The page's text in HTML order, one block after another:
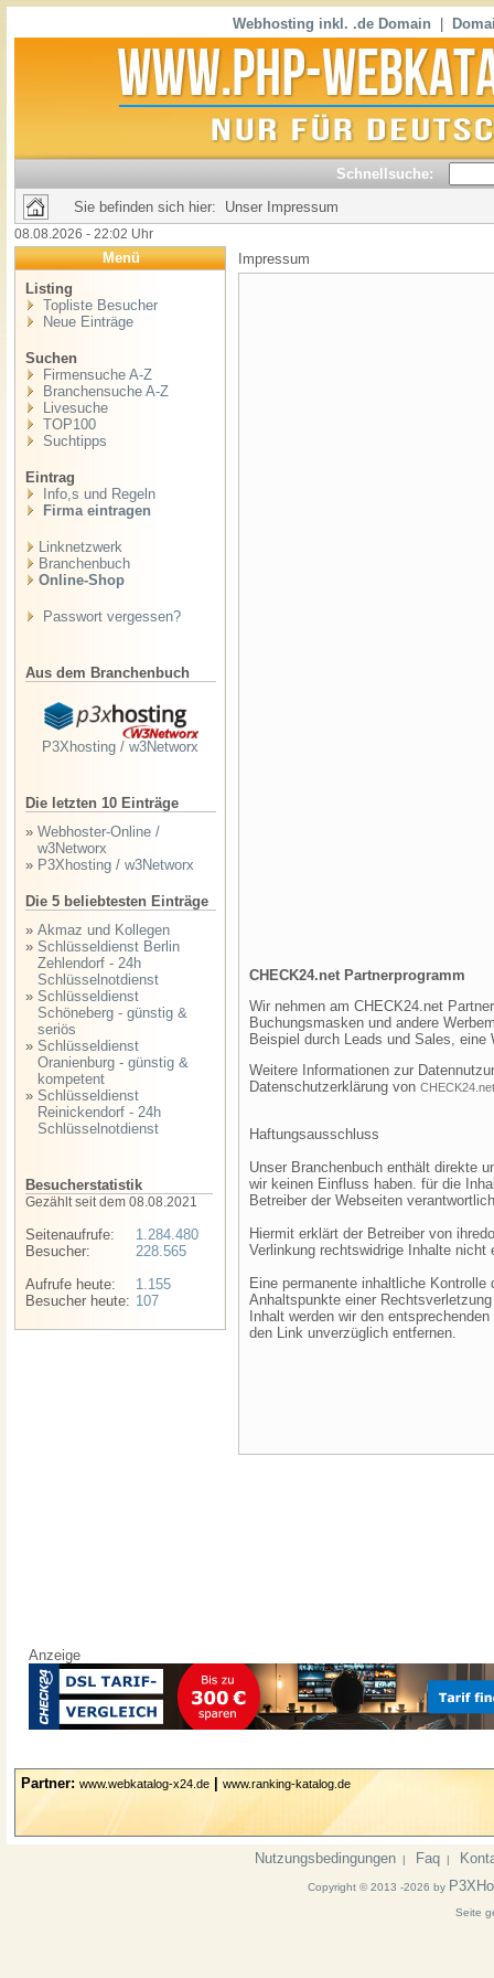
Webhosting inkl. .de Domain
Schnellsuche:
Sie befinden sich hier: Unser Impressum
08.08.2026 - 22:02 Uhr
Menü
Listing
Topliste Besucher
Neue Einträge
Suchen
Firmensuche A-Z
Branchensuche A-Z
Livesuche
TOP100
Suchtipps
Eintrag
Info,s und Regeln
Firma eintragen
Linknetzwerk
Branchenbuch
Online-Shop
Passwort vergessen?
Aus dem Branchenbuch
P3Xhosting / w3Networx
Die letzten 10 Einträge
» Webhoster-Online /
w3Networx
» P3Xhosting / w3Networx
Die 5 beliebtesten Einträge
» Akmaz und Kollegen
» Schlüsseldienst Berlin
Zehlendorf - 24h
Schlüsselnotdienst
» Schlüsseldienst
Schöneberg - günstig &
seriös
» Schlüsseldienst
Oranienburg - günstig &
kompetent
» Schlüsseldienst
Reinickendorf - 24h
Schlüsselnotdienst
Besucherstatistik
Gezählt seit dem 08.08.2021
Seitenaufrufe:
Besucher:
Aufrufe heute:
Besucher heute:
1.284.480
228.565
1.155
107
Impressum
CHECK24.net Partnerprogramm
Wir nehmen am CHECK24.net
Buchungsmasken und andere
Beispiel durch Leads und Sales,
Weitere Informationen zur
Datenschutzerklärung von CHECK24.net
Haftungsausschluss
Unser Branchenbuch enthält direkte
wir keinen Einfluss haben. für die
Betreiber der Webseiten
Hiermit erklärt der Betreiber von
Verlinkung rechtswidrige Inhalte nicht
Eine permanente inhaltliche
Anhaltspunkte einer
Inhalt werden wir den
den Link unverzüglich entfernen.
Anzeige
Partner: www.webkatalog-x24.de www.ranking-katalog.de
Nutzungsbedingungen | Faq |
Copyright © 2013 -2026 by
Seite